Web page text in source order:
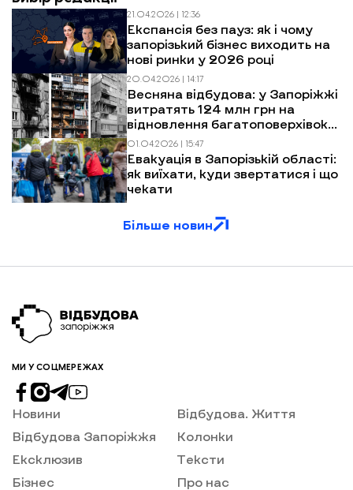
21.04.2026 | 12:36
Експансія без пауз: як і чому
запорізький бізнес виходить на
нові ринки у 2026 році
20.04.2026 | 14:17
Весняна відбудова: у Запоріжжі
витратять 124 млн грн на
відновлення багатоповерхівок
після обстрілів
01.04.2026 | 15:47
Евакуація в Запорізькій області:
як виїхати, куди звертатися і що
чекати
Більше новин
МИ У СОЦМЕРЕЖАХ
Новини
Відбудова Запоріжжя
Ексклюзив
Бізнес
Відбудова. Життя
Колонки
Тексти
Про нас